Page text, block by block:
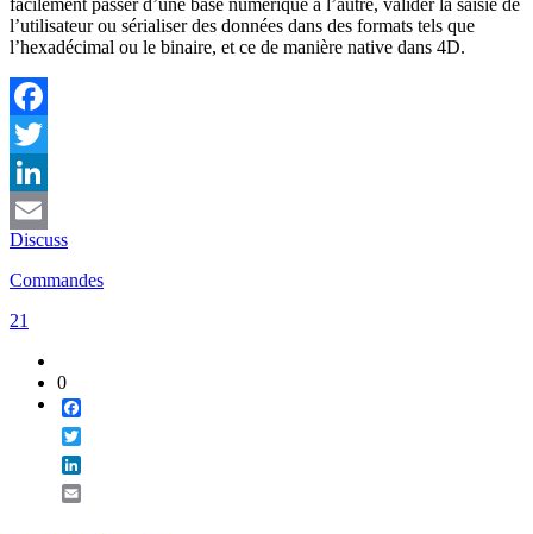
facilement passer d’une base numérique à l’autre, valider la saisie de
l’utilisateur ou sérialiser des données dans des formats tels que
l’hexadécimal ou le binaire, et ce de manière native dans 4D.
Facebook
Twitter
LinkedIn
Email
Discuss
Commandes
21
0